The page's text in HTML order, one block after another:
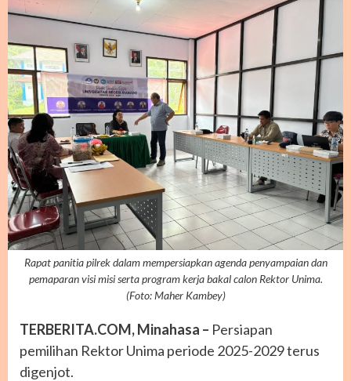
Rapat panitia pilrek dalam mempersiapkan agenda penyampaian dan
pemaparan visi misi serta program kerja bakal calon Rektor Unima.
(Foto: Maher Kambey)
TERBERITA.COM, Minahasa – Persiapan
pemilihan Rektor Unima periode 2025-2029 terus
digenjot.